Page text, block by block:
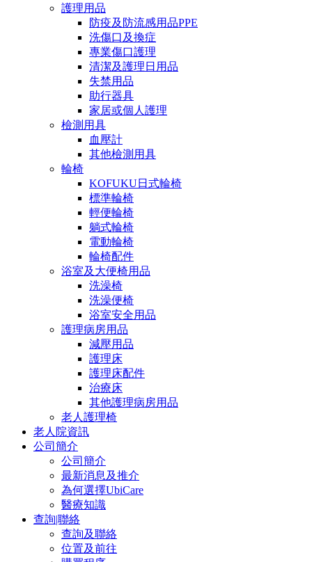
護理用品
防疫及防流感用品PPE
洗傷口及換症
專業傷口護理
清潔及護理日用品
失禁用品
助行器具
家居或個人護理
檢測用具
血壓計
其他檢測用具
輪椅
KOFUKU日式輪椅
標準輪椅
輕便輪椅
躺式輪椅
電動輪椅
輪椅配件
浴室及大便椅用品
洗澡椅
洗澡便椅
浴室安全用品
護理病房用品
減壓用品
護理床
護理床配件
治療床
其他護理病房用品
老人護理椅
老人院資訊
公司簡介
公司簡介
最新消息及推介
為何選擇UbiCare
醫療知識
查詢|聯絡
查詢及聯絡
位置及前往